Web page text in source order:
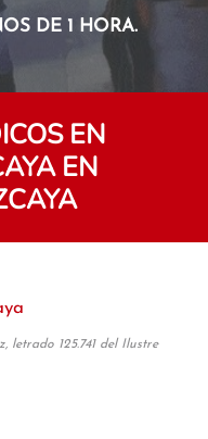
DE 1 HORA.
EN
EN
letrado 125.741 del Ilustre